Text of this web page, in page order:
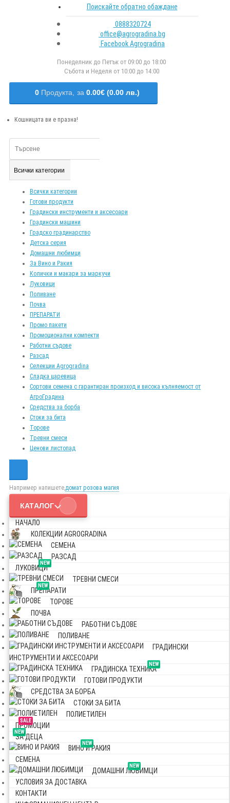
Поискайте обратно обаждане
0888320724
office@agrogradina.bg
Facebook Agrogradina
Понеделник до Петък от 09:00 до 18:00
Събота и Неделя от 10:00 до 14:00
0 Продукта, за 0.00€ (0.00 лв.)
Кошницата ви е празна!
Всички категории
Всички категории
Готови продукти
Градински инструменти и аксесоари
Градински машини
Градско градинарство
Детска серия
Домашни любимци
За Вино и Ракия
Колички и макари за маркучи
Луковици
Поливане
Почва
ПРЕПАРАТИ
Промо пакети
Промоционални компекти
Работни съдове
Разсад
Селекции Agrogradina
Сладка царевица
Сортови семена с гарантиран произход и висока кълняемост от
АгроГрадина
Средства за борба
Стоки за бита
Торове
Тревни смеси
Ценови листопад
Например напишете,домат розова магия
КАТАЛОГ
НАЧАЛО
КОЛЕКЦИИ AGROGRADINA
СЕМЕНА
РАЗСАД
NEW
ЛУКОВИЦИ
ТРЕВНИ СМЕСИ
NEW
ПРЕПАРАТИ
ТОРОВЕ
ПОЧВА
РАБОТНИ СЪДОВЕ
ПОЛИВАНЕ
ГРАДИНСКИ
ИНСТРУМЕНТИ И АКСЕСОАРИ
NEW
ГРАДИНСКА ТЕХНИКА
ГОТОВИ ПРОДУКТИ
СРЕДСТВА ЗА БОРБА
СТОКИ ЗА БИТА
ПОЛИЕТИЛЕН
SALE
ПРОМОЦИИ
NEW
ЗА ДЕЦА
NEW
ВИНО И РАКИЯ
СЕМЕНА
NEW
ДОМАШНИ ЛЮБИМЦИ
УСЛОВИЯ ЗА ДОСТАВКА
КОНТАКТИ